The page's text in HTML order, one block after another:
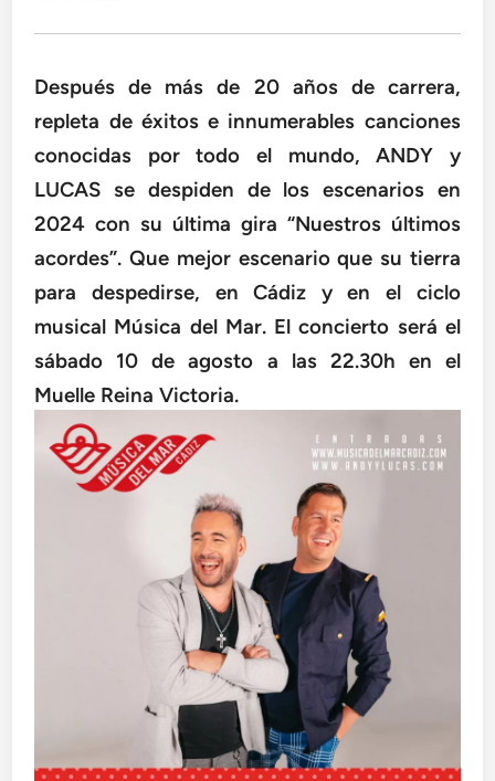
Después de más de 20 años de carrera,
repleta de éxitos e innumerables canciones
conocidas por todo el mundo, ANDY y
LUCAS se despiden de los escenarios en
2024 con su última gira “Nuestros últimos
acordes”. Que mejor escenario que su tierra
para despedirse, en Cádiz y en el ciclo
musical Música del Mar. El concierto será el
sábado 10 de agosto a las 22.30h en el
Muelle Reina Victoria.